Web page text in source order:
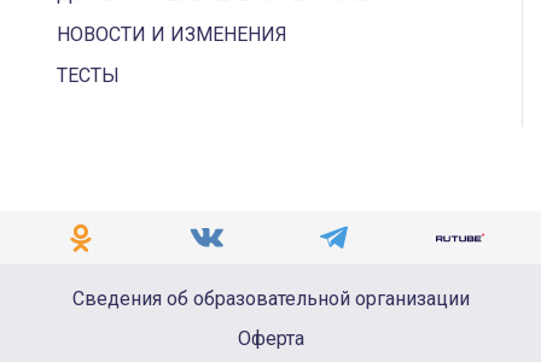
НОВОСТИ И ИЗМЕНЕНИЯ
ТЕСТЫ
Сведения об образовательной организации
Оферта